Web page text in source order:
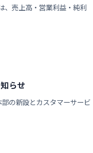
、売上高・営業利益・純利
らせ
の新設とカスタマーサービ